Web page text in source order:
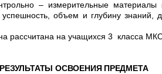
– измерительные
объем и глубину знаний,
рассчитана на учащихся 3
ОСВОЕНИЯ ПРЕДМЕТА